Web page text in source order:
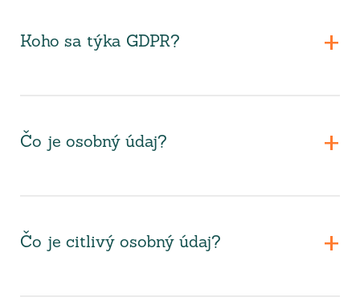
Koho sa týka GDPR?
Čo je osobný údaj?
Čo je citlivý osobný údaj?